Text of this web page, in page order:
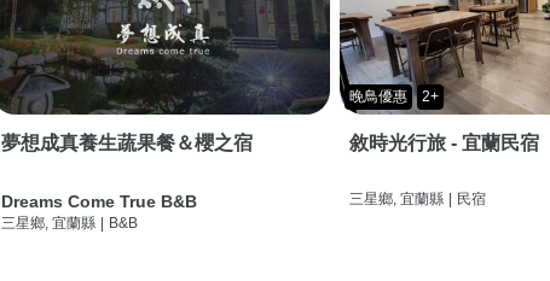
夢想成真養生蔬果餐＆櫻之宿
Dreams Come True B&B
三星鄉, 宜蘭縣 | B&B
晚鳥優惠 2+
敘時光行旅 - 宜蘭民宿
三星鄉, 宜蘭縣 | 民宿